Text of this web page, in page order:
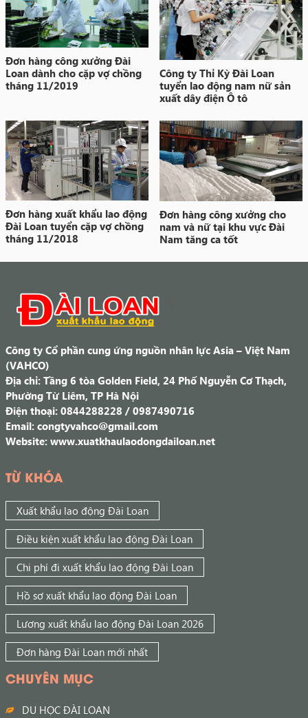
Đơn hàng công xưởng Đài
Loan dành cho cặp vợ chồng
tháng 11/2019
Công ty Thỉ Kỳ Đài Loan
tuyển lao động nam nữ sản
xuất dây điện Ô tô
Đơn hàng xuất khẩu lao động
Đài Loan tuyển cặp vợ chồng
tháng 11/2018
Đơn hàng công xưởng cho
nam và nữ tại khu vực Đài
Nam tăng ca tốt
Công ty Cổ phần cung ứng nguồn nhân lực Asia – Việt Nam
(VAHCO)
Địa chỉ: Tầng 6 tòa Golden Field, 24 Phố Nguyễn Cơ Thạch,
Phường Từ Liêm, TP Hà Nội
Điện thoại: 0844288228 / 0987490716
Email: congtyvahco@gmail.com
Website: www.xuatkhaulaodongdailoan.net
TỪ KHÓA
Xuất khẩu lao động Đài Loan
Điều kiện xuất khẩu lao động Đài Loan
Chi phí đi xuất khẩu lao động Đài Loan
Hồ sơ xuất khẩu lao động Đài Loan
Lương xuất khẩu lao động Đài Loan 2026
Đơn hàng Đài Loan mới nhất
CHUYÊN MỤC
DU HỌC ĐÀI LOAN